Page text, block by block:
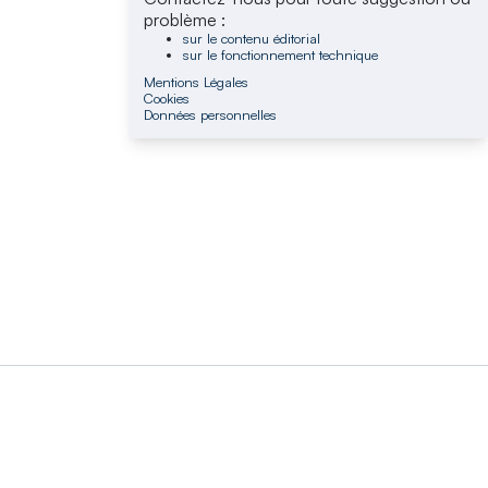
problème :
sur le contenu éditorial
sur le fonctionnement technique
Mentions Légales
Cookies
Données personnelles